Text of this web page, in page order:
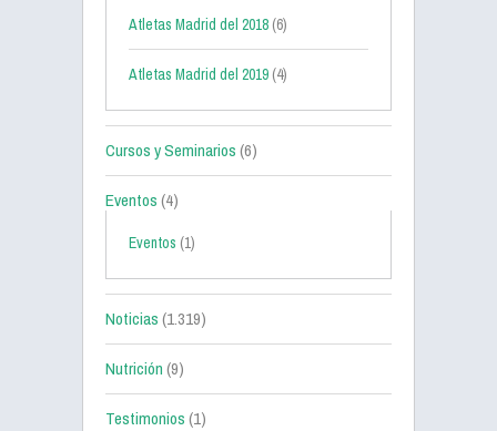
Atletas Madrid del 2018 (6)
Atletas Madrid del 2019 (4)
Cursos y Seminarios(6)
Eventos(4)
Eventos (1)
Noticias(1.319)
Nutrición(9)
Testimonios(1)